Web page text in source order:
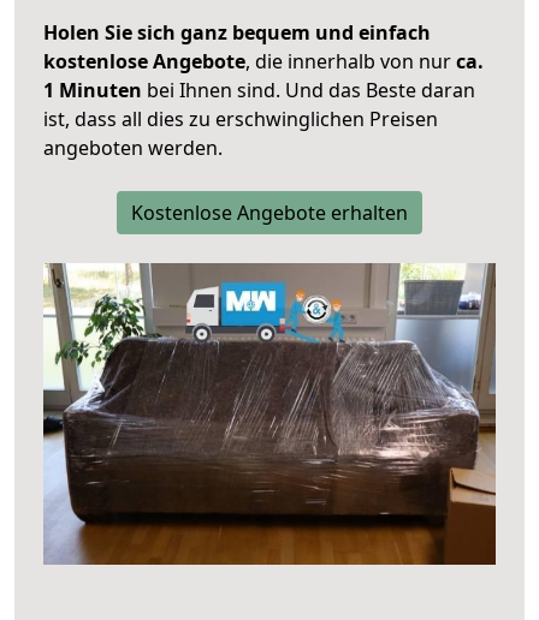
Holen Sie sich ganz bequem und einfach
kostenlose Angebote, die innerhalb von nurca.
1 Minuten bei Ihnen sind. Und das Beste daran
ist, dass all dies zu erschwinglichen Preisen
angeboten werden.
Kostenlose Angebote erhalten